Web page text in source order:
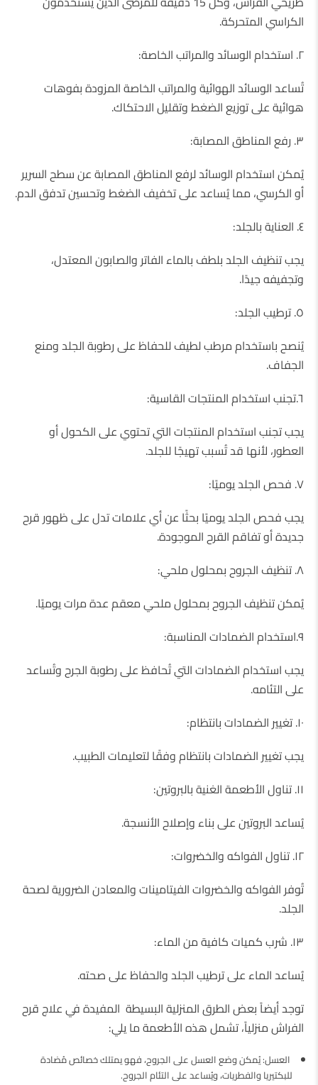
الكراسي المتحركة.
٢. استخدام الوسائد والمراتب الخاصة:
تُساعد الوسائد الهوائية والمراتب الخاصة المزودة بفوهات
هوائية على توزيع الضغط وتقليل الاحتكاك.
٣. رفع المناطق المصابة:
يُمكن استخدام الوسائد لرفع المناطق المصابة عن سطح السرير
أو الكرسي، مما يُساعد على تخفيف الضغط وتحسين تدفق الدم.
٤. العناية بالجلد:
يجب تنظيف الجلد بلطف بالماء الفاتر والصابون المعتدل،
وتجفيفه جيدًا.
٥. ترطيب الجلد:
يُنصح باستخدام مرطب لطيف للحفاظ على رطوبة الجلد ومنع
الجفاف.
٦.تجنب استخدام المنتجات القاسية:
يجب تجنب استخدام المنتجات التي تحتوي على الكحول أو
العطور، لأنها قد تُسبب تهيجًا للجلد.
٧. فحص الجلد يوميًا:
يجب فحص الجلد يوميًا بحثًا عن أي علامات تدل على ظهور قرح
جديدة أو تفاقم القرح الموجودة.
٨. تنظيف الجروح بمحلول ملحي:
يُمكن تنظيف الجروح بمحلول ملحي معقم عدة مرات يوميًا.
٩.استخدام الضمادات المناسبة:
يجب استخدام الضمادات التي تُحافظ على رطوبة الجرح وتُساعد
على التئامه.
١٠. تغيير الضمادات بانتظام:
يجب تغيير الضمادات بانتظام وفقًا لتعليمات الطبيب.
١١. تناول الأطعمة الغنية بالبروتين:
يُساعد البروتين على بناء وإصلاح الأنسجة.
١٢. تناول الفواكه والخضروات:
تُوفر الفواكه والخضروات الفيتامينات والمعادن الضرورية لصحة
الجلد.
١٣. شرب كميات كافية من الماء:
يُساعد الماء على ترطيب الجلد والحفاظ على صحته.
توجد أيضاً بعض الطرق المنزلية البسيطة المفيدة في علاج قرح
الفراش منزلياً، تشمل هذه الأطعمة ما يلي:
العسل: يُمكن وضع العسل على الجروح، فهو يمتلك خصائص مُضادة
للبكتيريا والفطريات، ويُساعد على التئام الجروح.